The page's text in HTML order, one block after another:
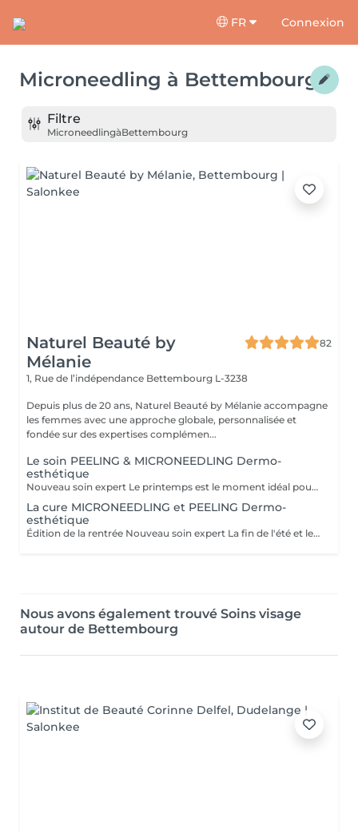
FR Connexion
Microneedling à Bettembourg
Filtre
MicroneedlingàBettembourg
Naturel Beauté by
Mélanie
82
1, Rue de l’indépendance Bettembourg L-3238
Depuis plus de 20 ans, Naturel Beauté by Mélanie accompagne
les femmes avec une approche globale, personnalisée et
fondée sur des expertises complémen...
Le soin PEELING & MICRONEEDLING Dermo-
esthétique
Nouveau soin expert Le printemps est le moment idéal pour réveiller votre peau ! Avec le temps, le collagène diminue, le teint perd de son éclat et des taches pigmentaires peuvent apparaître. Pour y remédier, découvrez notre Nouveau Soin Microneedling & Peeling Dermo-Esthétique, réalisé avec les produits experts du laboratoire Célestetic, notre nouveau partenaire professionnel. Les bénéfices : Stimule naturellement collagène et élastine Raffermit et densifie la peau Atténue les taches pigmentaires Affine le grain de peau Ravive l'éclat du teint Protocole cabine 60 minutes 1. Diagnostic personnalisé 2. Peeling concentré aux acides de fruits Célestetic 3. Microneedling + infusion d'un sérum ciblé aux actifs hautement dosés(anti-taches / anti-âge / éclat) 4.Masque apaisant et réparateur 5. Protection et conseils post-soin Tarifs Soin 60 min : 145 € Cure 4 soins (tous les 21 jours) : 560 € Cure 6 soins (tous les 21 jours) : 840€ Le printemps est la saison idéale pour relancer votre peau avant l'été Les places sont limitées pour un suivi personnalisé. Pour réserver ou faire un diagnostic peau, contactez-nous dès aujourd'hui #Microneedling #Peeling #Célestetic #NaturelBeautéByMélanie #PeauRaffermie #Éclat #AntiTaches #BienVieillir
La cure MICRONEEDLING et PEELING Dermo-
esthétique
Édition de la rentrée Nouveau soin expert La fin de l'été et le début de l'automne sont les moments idéaux pour réveiller votre peau ! Avec le temps, le collagène diminue, le teint perd de son éclat et des taches pigmentaires peuvent apparaître. Pour y remédier, découvrez notre Nouveau Soin Microneedling & Peeling Dermo-Esthétique, réalisé avec les produits experts du laboratoire Célestetic, notre nouveau partenaire professionnel. Les bénéfices : Stimule naturellement collagène et élastine Raffermit et densifie la peau Atténue les taches pigmentaires Affine le grain de peau Ravive l'éclat du teint Protocole cabine 60 minutes 1. Diagnostic personnalisé 2. Peeling concentré aux acides de fruits Célestetic 3. Microneedling + infusion d'un sérum ciblé aux actifs hautement dosés(anti-taches / anti-âge / éclat) 4.Masque LED apaisant 5. Protection et conseils post-soin Tarifs Soin 60 min : 145 € Cure 4 soins (tous les 21 jours) : 560 € Les places sont limitées pour un suivi personnalisé. Pour réserver ou faire un diagnostic peau, contactez-nous dès aujourd'hui
Nous avons également trouvé Soins visage
autour de Bettembourg